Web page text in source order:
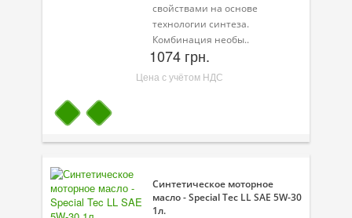
свойствами на основе
технологии синтеза.
Комбинация необы..
1074 грн.
Цена с учётом НДС
Синтетическое моторное
масло - Special Tec LL SAE 5W-30
1л.